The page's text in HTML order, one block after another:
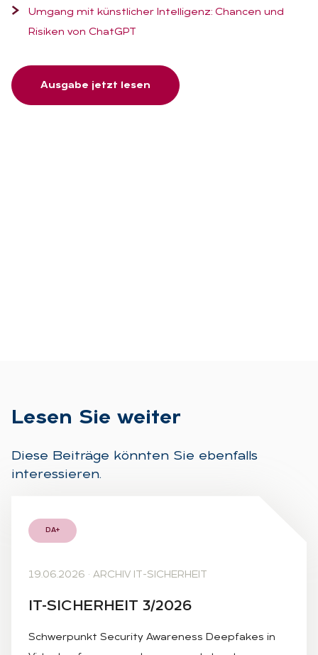
Umgang mit künstlicher Intelligenz: Chancen und
Risiken von ChatGPT
Ausgabe jetzt lesen
Le­sen Sie wei­ter
Diese Beiträge könnten Sie ebenfalls
interessieren.
DA+
19.06.2026 · ARCHIV IT-SICHERHEIT
IT-SI­CHER­HEIT 3/2026
Schwerpunkt Security Awareness Deepfakes in